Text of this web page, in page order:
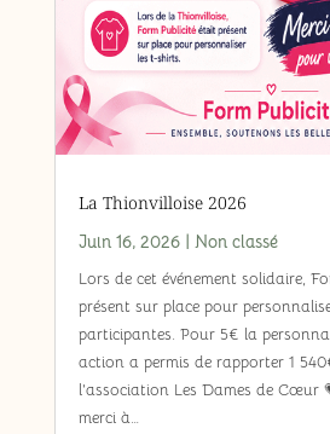
La Thionvilloise 2026
Juin 16, 2026| Non classé
Lors de cet événement solidaire,
présent sur place pour
participantes. Pour 5€ la
action a permis de rapporter 1
l’association Les Dames de Cœur
merci à…